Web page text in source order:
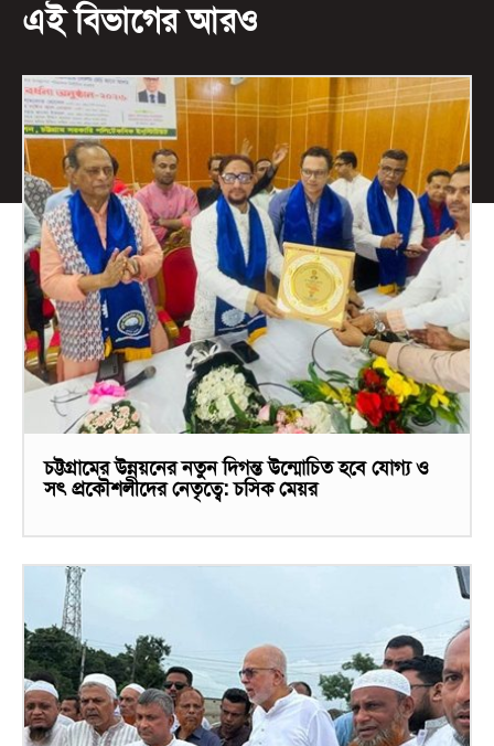
এই বিভাগের আরও
চট্টগ্রামের উন্নয়নের নতুন দিগন্ত উন্মোচিত হবে যোগ্য ও
সৎ প্রকৌশলীদের নেতৃত্বে: চসিক মেয়র